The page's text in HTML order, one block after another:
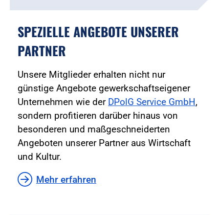
SPEZIELLE ANGEBOTE UNSERER
PARTNER
Unsere Mitglieder erhalten nicht nur
günstige Angebote gewerkschaftseigener
Unternehmen wie der DPolG Service GmbH,
sondern profitieren darüber hinaus von
besonderen und maßgeschneiderten
Angeboten unserer Partner aus Wirtschaft
und Kultur.
Mehr erfahren